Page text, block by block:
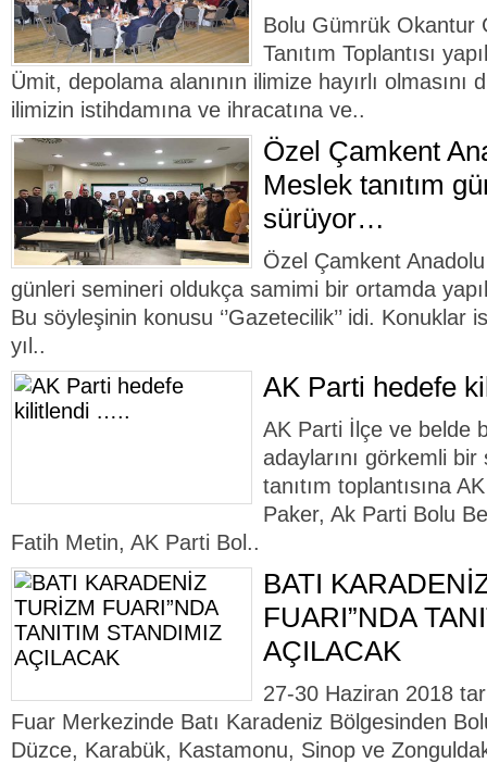
Bolu Gümrük Okantur
Tanıtım Toplantısı
Ümit, depolama alanının ilimize hayırlı olmasını
ilimizin istihdamına ve ihracatına ve..
Özel Çamkent
Meslek tanıtım
sürüyor…
Özel Çamkent
günleri semineri oldukça samimi bir ortamda
Bu söyleşinin konusu ‘’Gazetecilik’’ idi. Konuklar
yıl..
AK Parti hedefe
AK Parti İlçe ve belde
adaylarını görkemli bir
tanıtım toplantısına
Paker, Ak Parti Bolu
Fatih Metin, AK Parti Bol..
BATI
FUARI”NDA
AÇILACAK
27-30 Haziran 2018
Fuar Merkezinde Batı Karadeniz Bölgesinden
Düzce, Karabük, Kastamonu, Sinop ve